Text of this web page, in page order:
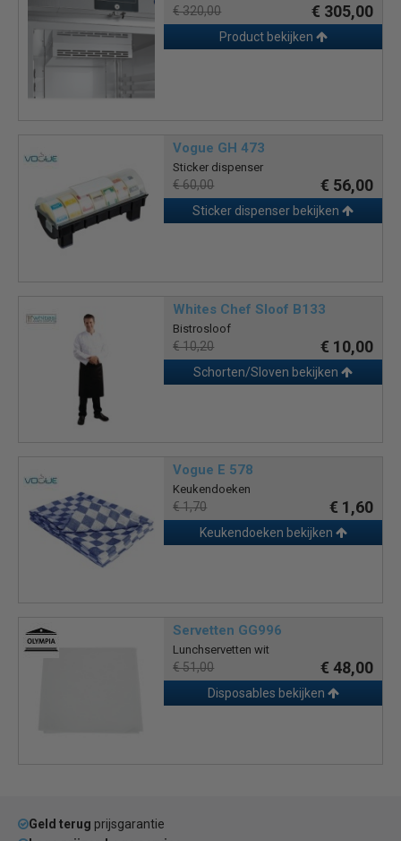
€ 320,00 € 305,00
Product bekijken
Vogue GH 473
Sticker dispenser
€ 60,00 € 56,00
Sticker dispenser bekijken
Whites Chef Sloof B133
Bistrosloof
€ 10,20 € 10,00
Schorten/Sloven bekijken
Vogue E 578
Keukendoeken
€ 1,70 € 1,60
Keukendoeken bekijken
Servetten GG996
Lunchservetten wit
€ 51,00 € 48,00
Disposables bekijken
Geld terug prijsgarantie